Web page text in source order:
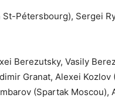
St-Pétersbourg), Sergei
Berezutsky, Vasily
Granat, Alexei Kozlov
(Spartak Moscou),